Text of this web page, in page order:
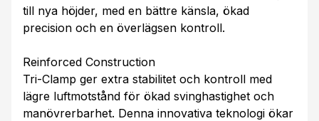
till nya höjder, med en bättre känsla, ökad
precision och en överlägsen kontroll.
Reinforced Construction
Tri-Clamp ger extra stabilitet och kontroll med
lägre luftmotstånd för ökad svinghastighet och
manövrerbarhet. Denna innovativa teknologi ökar